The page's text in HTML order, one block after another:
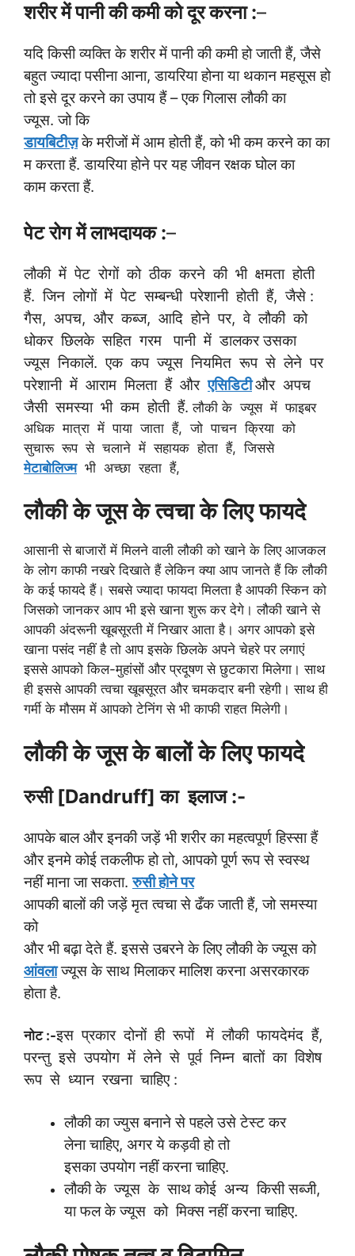
शरीर में पानी की कमी को दूर करना :–
यदि किसी व्यक्ति के शरीर में पानी की कमी हो जाती हैं, जैसे
बहुत ज्यादा पसीना आना, डायरिया होना या थकान महसूस हो
तो इसे दूर करने का उपाय हैं – एक गिलास लौकी का
ज्यूस. जो कि
डायबिटीज़के मरीजों में आम होती हैं, को भी कम करने का का
म करता हैं. डायरिया होने पर यह जीवन रक्षक घोल का
काम करता हैं.
पेट रोग में लाभदायक :–
लौकी में पेट रोगों को ठीक करने की भी क्षमता होती
हैं. जिन लोगों में पेट सम्बन्धी परेशानी होती हैं, जैसे :
गैस, अपच, और कब्ज, आदि होने पर, वे लौकी को
धोकर छिलके सहित गरम पानी में डालकर उसका
ज्यूस निकालें. एक कप ज्यूस नियमित रूप से लेने पर
परेशानी में आराम मिलता हैं औरएसिडिटीऔर अपच
जैसी समस्या भी कम होती हैं. लौकी के ज्यूस में फाइबर
अधिक मात्रा में पाया जाता हैं, जो पाचन क्रिया को
सुचारू रूप से चलाने में सहायक होता हैं, जिससे
मेटाबोलिज्मभी अच्छा रहता हैं,
लौकी के जूस के त्वचा के लिए फायदे
आसानी से बाजारों में मिलने वाली लौकी को खाने के लिए आजकल
के लोग काफी नखरे दिखाते हैं लेकिन क्या आप जानते हैं कि लौकी
के कई फायदे हैं। सबसे ज्यादा फायदा मिलता है आपकी स्किन को
जिसको जानकर आप भी इसे खाना शुरू कर देगे। लौकी खाने से
आपकी अंदरूनी खूबसूरती में निखार आता है। अगर आपको इसे
खाना पसंद नहीं है तो आप इसके छिलके अपने चेहरे पर लगाएं
इससे आपको किल-मुहांसों और प्रदूषण से छुटकारा मिलेगा। साथ
ही इससे आपकी त्वचा खूबसूरत और चमकदार बनी रहेगी। साथ ही
गर्मी के मौसम में आपको टेनिंग से भी काफी राहत मिलेगी।
लौकी के जूस के बालों के लिए फायदे
रुसी [Dandruff] का इलाज :-
आपके बाल और इनकी जड़ें भी शरीर का महत्वपूर्ण हिस्सा हैं
और इनमे कोई तकलीफ हो तो, आपको पूर्ण रूप से स्वस्थ
नहीं माना जा सकता.रुसी होने पर
आपकी बालों की जड़ें मृत त्वचा से ढँक जाती हैं, जो समस्या
को
और भी बढ़ा देते हैं. इससे उबरने के लिए लौकी के ज्यूस को
आंवलाज्यूस के साथ मिलाकर मालिश करना असरकारक
होता है.
नोट :-इस प्रकार दोनों ही रूपों में लौकी फायदेमंद हैं,
परन्तु इसे उपयोग में लेने से पूर्व निम्न बातों का विशेष
रूप से ध्यान रखना चाहिए :
लौकी का ज्युस बनाने से पहले उसे टेस्ट कर
लेना चाहिए, अगर ये कड़वी हो तो
इसका उपयोग नहीं करना चाहिए.
लौकी के ज्यूस के साथ कोई अन्य किसी सब्जी,
या फल के ज्यूस को मिक्स नहीं करना चाहिए.